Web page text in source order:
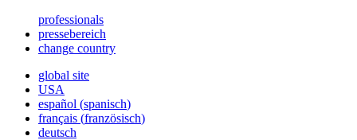
professionals
pressebereich
change country
global site
USA
español (spanisch)
français (französisch)
deutsch